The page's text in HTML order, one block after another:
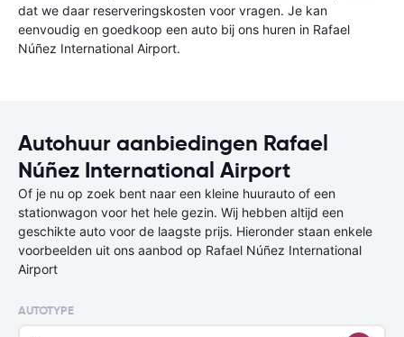
dat we daar reserveringskosten voor vragen. Je kan
eenvoudig en goedkoop een auto bij ons huren in Rafael
Núñez International Airport.
Autohuur aanbiedingen Rafael
Núñez International Airport
Of je nu op zoek bent naar een kleine huurauto of een
stationwagon voor het hele gezin. Wij hebben altijd een
geschikte auto voor de laagste prijs. Hieronder staan enkele
voorbeelden uit ons aanbod op Rafael Núñez International
Airport
AUTOTYPE